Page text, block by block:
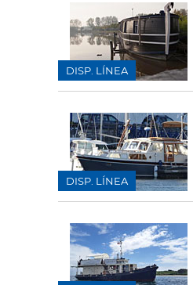
DISP. LÍNEA
DISP. LÍNEA